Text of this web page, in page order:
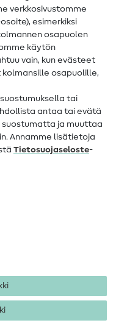
verkkosivustomme
esimerkiksi
osapuolen
käytön
vain, kun evästeet
osapuolille,
tai
antaa tai evätä
suostumatta ja muuttaa
Annamme lisätietoja
Tietosuojaseloste-